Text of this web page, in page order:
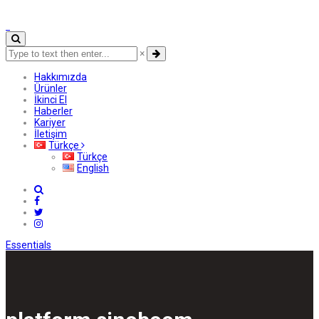
×
Hakkımızda
Ürünler
İkinci El
Haberler
Kariyer
İletişim
Türkçe
Türkçe
English
Essentials